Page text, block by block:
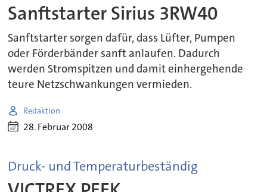
Sanftstarter Sirius 3RW40
Sanftstarter sorgen dafür, dass Lüfter, Pumpen
oder Förderbänder sanft anlaufen. Dadurch
werden Stromspitzen und damit einhergehende
teure Netzschwankungen vermieden.
Redaktion
28. Februar 2008
Druck- und Temperaturbeständig